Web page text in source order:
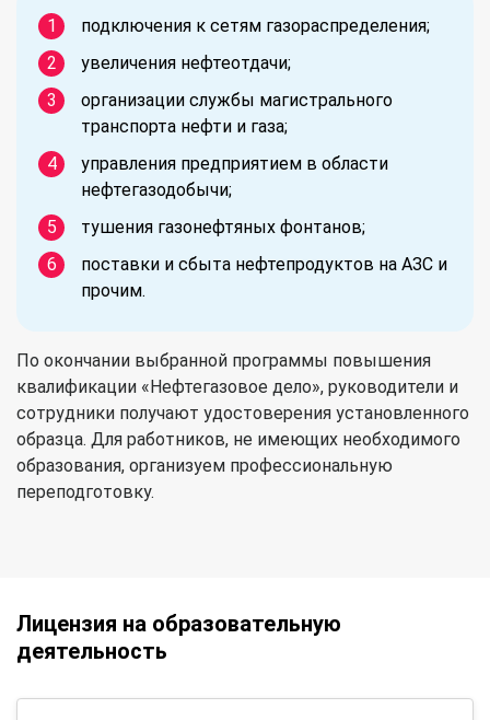
подключения к сетям газораспределения;
увеличения нефтеотдачи;
организации службы магистрального
транспорта нефти и газа;
управления предприятием в области
нефтегазодобычи;
тушения газонефтяных фонтанов;
поставки и сбыта нефтепродуктов на АЗС и
прочим.
По окончании выбранной программы повышения
квалификации «Нефтегазовое дело», руководители и
сотрудники получают удостоверения установленного
образца. Для работников, не имеющих необходимого
образования, организуем профессиональную
переподготовку.
Лицензия на образовательную
деятельность